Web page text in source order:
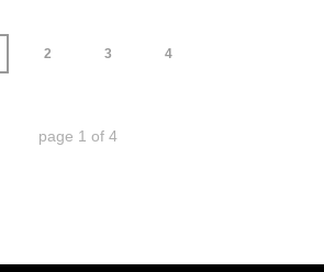
2 3 4
page 1 of 4